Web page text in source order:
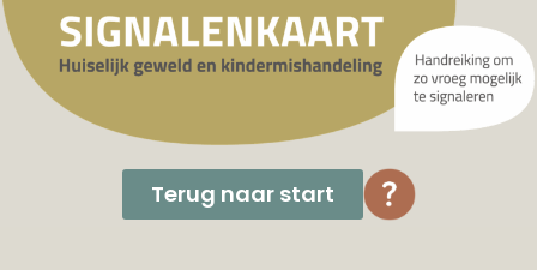
Terug naar start